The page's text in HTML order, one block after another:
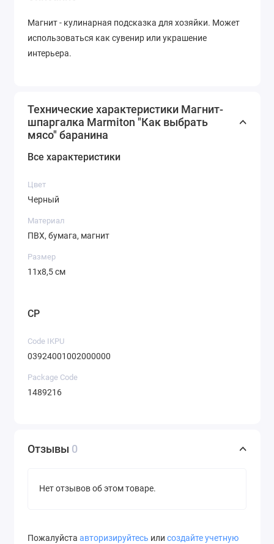
Магнит - кулинарная подсказка для хозяйки. Может
использоваться как сувенир или украшение
интерьера.
Технические характеристики Магнит-
шпаргалка Marmiton "Как выбрать
мясо" баранина
Все характеристики
Цвет
Черный
Материал
ПВХ, бумага, магнит
Размер
11х8,5 см
CP
Code IKPU
03924001002000000
Package Code
1489216
Отзывы 0
Нет отзывов об этом товаре.
Пожалуйста авторизируйтесь или создайте учетную